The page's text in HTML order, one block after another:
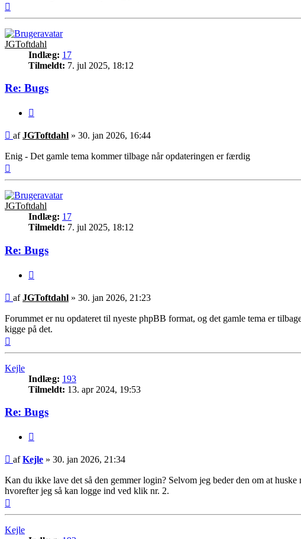
JGToftdahl
Indlæg: 17
Tilmeldt: 7. jul 2025, 18:12
Re: Bugs
Indlæg
afJGToftdahl » 30. jan 2026, 16:44
Enig - Det gamle tema kommer tilbage når opdateringen er færdig
JGToftdahl
Indlæg: 17
Tilmeldt: 7. jul 2025, 18:12
Re: Bugs
Indlæg
afJGToftdahl » 30. jan 2026, 21:23
Forummet er nu opdateret til nyeste phpBB format, og det gamle tema er
kigge på det.
Kejle
Indlæg: 193
Tilmeldt: 13. apr 2024, 19:53
Re: Bugs
Indlæg
afKejle » 30. jan 2026, 21:34
Kan du ikke lave det så den gemmer login? Selvom jeg beder den om at
hvorefter jeg så kan logge ind ved klik nr. 2.
Kejle